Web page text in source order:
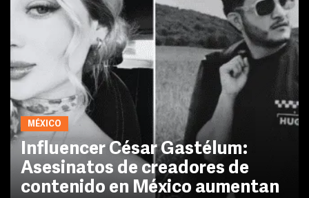
MÉXICO
Influencer César Gastélum:
Asesinatos de creadores de
contenido en México aumentan